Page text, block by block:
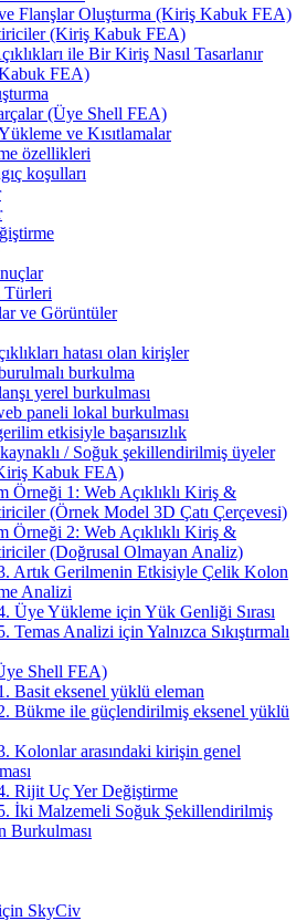
Flanşlar Oluşturma (Kiriş Kabuk FEA)
(Kiriş Kabuk FEA)
ile Bir Kiriş Nasıl Tasarlanır
FEA)
(Üye Shell FEA)
ve Kısıtlamalar
özellikleri
​​koşulları
Türleri
ve Görüntüler
hatası olan kirişler
burkulma
yerel burkulması
paneli lokal burkulması
etkisiyle başarısızlık
/ Soğuk şekillendirilmiş üyeler
Kabuk FEA)
Örneği 1: Web Açıklıklı Kiriş &
(Örnek Model 3D Çatı Çerçevesi)
Örneği 2: Web Açıklıklı Kiriş &
(Doğrusal Olmayan Analiz)
Artık Gerilmenin Etkisiyle Çelik Kolon
Analizi
Üye Yükleme için Yük Genliği Sırası
Temas Analizi için Yalnızca Sıkıştırmalı
Shell FEA)
Basit eksenel yüklü eleman
Bükme ile güçlendirilmiş eksenel yüklü
Kolonlar arasındaki kirişin genel
Rijit Uç Yer Değiştirme
İki Malzemeli Soğuk Şekillendirilmiş
Burkulması
SkyCiv